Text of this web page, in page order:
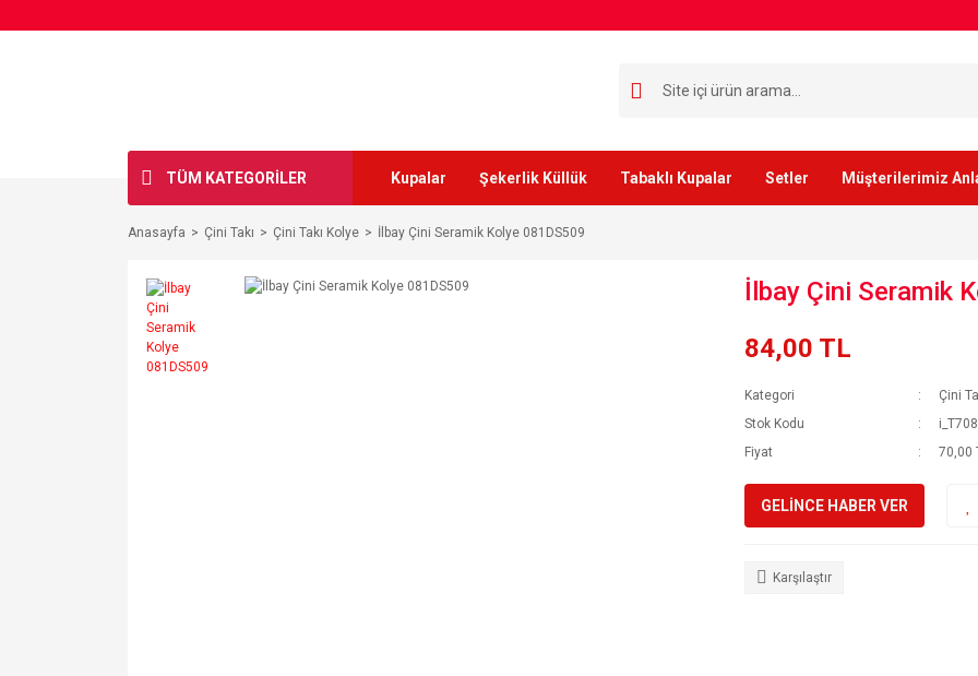
TÜM KATEGORİLER Kupalar Şekerlik Küllük Tabaklı Kupalar Setler Müşterilerimiz
Anasayfa Çini Takı Çini Takı Kolye İlbay Çini Seramik Kolye 081DS509
İlbay Çini Seramik
84,00 TL
Kategori
Çini
Stok Kodu
Fiyat
70,00
GELİNCE HABER VER
Karşılaştır